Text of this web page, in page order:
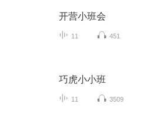
开营小班会
11 451
巧虎小小班
11 3509